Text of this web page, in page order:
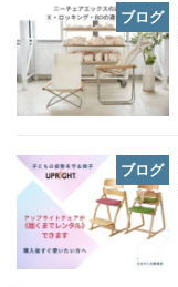
ブログ
ブログ